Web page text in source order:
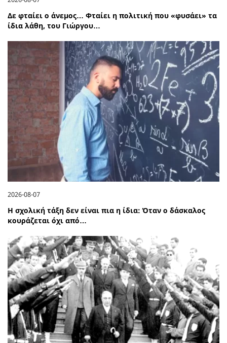
Δε φταίει ο άνεμος… Φταίει η πολιτική που «φυσάει» τα
ίδια λάθη, του Γιώργου…
2026-08-07
Η σχολική τάξη δεν είναι πια η ίδια: Όταν ο δάσκαλος
κουράζεται όχι από…